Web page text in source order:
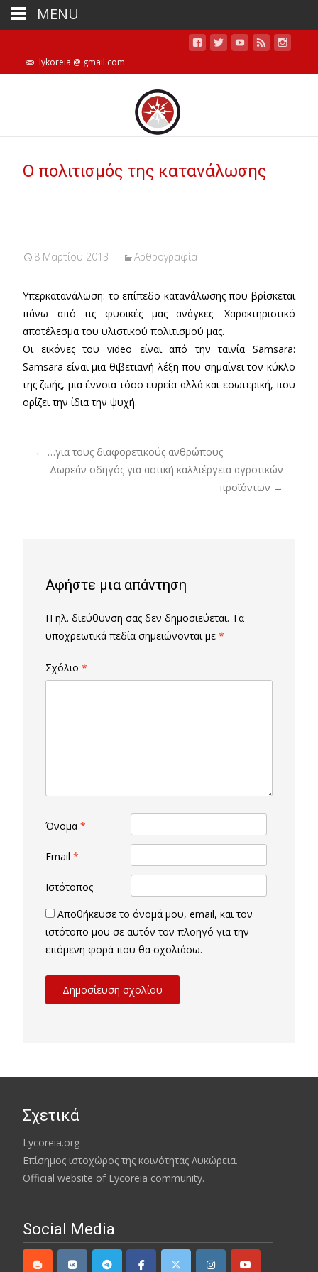
lykoreia @ gmail.com
Ο πολιτισμός της κατανάλωσης
8 Μαρτίου 2013 Αρθρογραφία
Υπερκατανάλωση: το επίπεδο κατανάλωσης που βρίσκεται
πάνω από τις φυσικές μας ανάγκες. Χαρακτηριστικό
αποτέλεσμα του υλιστικού πολιτισμού μας.
Οι εικόνες του video είναι από την ταινία Samsara:
Samsara είναι μια θιβετιανή λέξη που σημαίνει τον κύκλο
της ζωής, μια έννοια τόσο ευρεία αλλά και εσωτερική, που
ορίζει την ίδια την ψυχή.
Post
navigation
← …για τους διαφορετικούς ανθρώπους
Δωρεάν οδηγός για αστική καλλιέργεια αγροτικών
προϊόντων →
Αφήστε μια απάντηση
Η ηλ. διεύθυνση σας δεν δημοσιεύεται. Τα
υποχρεωτικά πεδία σημειώνονται με *
Σχόλιο *
Όνομα *
Email *
Ιστότοπος
Αποθήκευσε το όνομά μου, email, και τον
ιστότοπο μου σε αυτόν τον πλοηγό για την
επόμενη φορά που θα σχολιάσω.
Σχετικά
Lycoreia.org
Επίσημος ιστοχώρος της κοινότητας Λυκώρεια.
Official website of Lycoreia community.
Social Media
MENU